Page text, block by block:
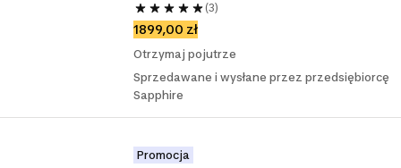
(3)
1899,00 zł
Otrzymaj pojutrze
Sprzedawane i wysłane przez przedsiębiorcę
Sapphire
Promocja